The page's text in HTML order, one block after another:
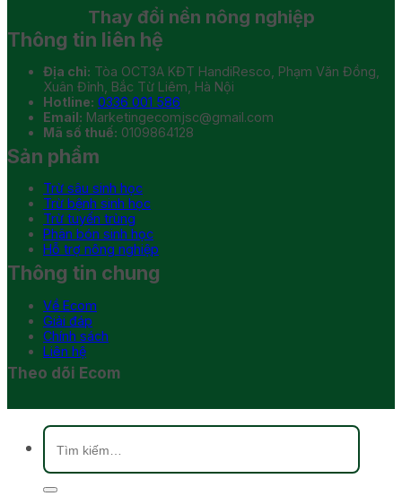
Thay đổi nền nông nghiệp
Thông tin liên hệ
Địa chỉ: Tòa OCT3A KĐT HandiResco, Phạm Văn Đồng,
Xuân Đỉnh, Bắc Từ Liêm, Hà Nội
Hotline: 0336 001 586
Email: Marketingecomjsc@gmail.com
Mã số thuế: 0109864128
Sản phẩm
Trừ sâu sinh học
Trừ bệnh sinh học
Trừ tuyến trùng
Phân bón sinh học
Hỗ trợ nông nghiệp
Thông tin chung
Về Ecom
Giải đáp
Chính sách
Liên hệ
Theo dõi Ecom
Tìm
kiếm: